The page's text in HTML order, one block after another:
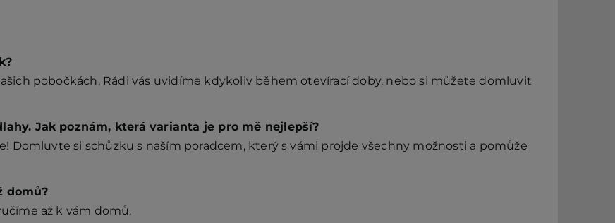
pobočkách. Rádi vás uvidíme kdykoliv během otevírací doby, nebo si můžete domluvit
Jak poznám, která varianta je pro mě nejlepší?
Domluvte si schůzku s naším poradcem, který s vámi projde všechny možnosti a pomůže
domů?
až k vám domů.